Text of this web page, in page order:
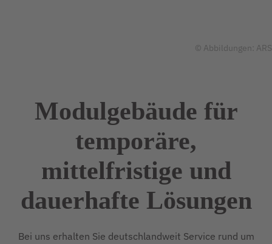
© Abbildungen: ARS
Modulgebäude für
temporäre,
mittelfristige und
dauerhafte Lösungen
Bei uns erhalten Sie deutschlandweit Service rund um